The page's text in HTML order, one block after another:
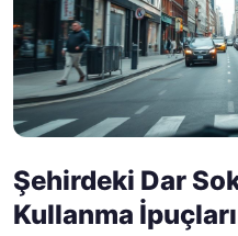
Şehirdeki Dar
Kullanma İpuçları